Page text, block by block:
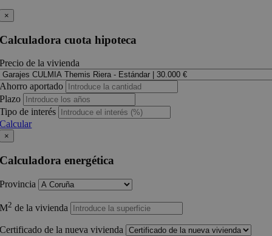
×
Calculadora cuota hipoteca
Precio de la vivienda
Ahorro aportado
Plazo
Tipo de interés
Calcular
×
Calculadora energética
Provincia
M2 de la vivienda
Certificado de la nueva vivienda